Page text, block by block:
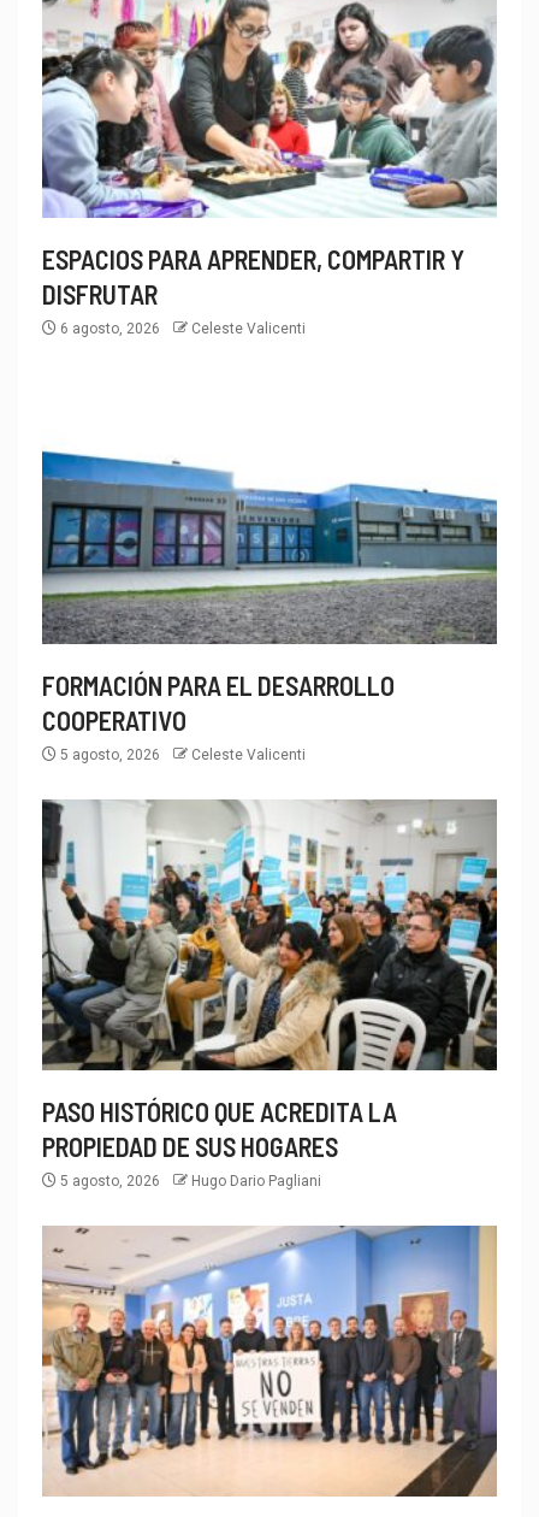
ESPACIOS PARA APRENDER, COMPARTIR Y
DISFRUTAR
6 agosto, 2026 Celeste Valicenti
FORMACIÓN PARA EL DESARROLLO
COOPERATIVO
5 agosto, 2026 Celeste Valicenti
PASO HISTÓRICO QUE ACREDITA LA
PROPIEDAD DE SUS HOGARES
5 agosto, 2026 Hugo Dario Pagliani